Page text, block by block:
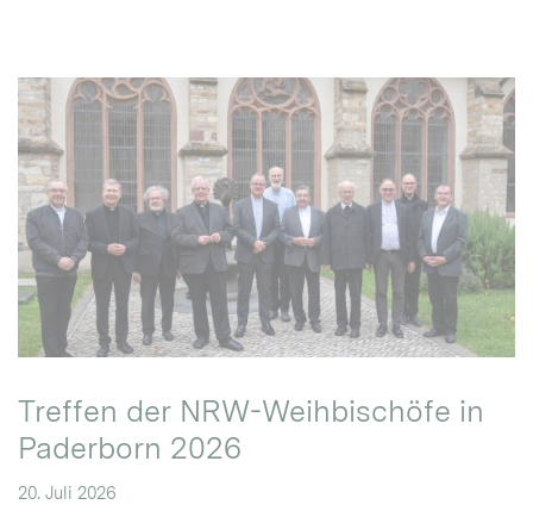
Treffen der NRW-Weihbischöfe in
Paderborn 2026
20. Juli 2026